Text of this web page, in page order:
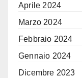
Aprile 2024
Marzo 2024
Febbraio 2024
Gennaio 2024
Dicembre 2023